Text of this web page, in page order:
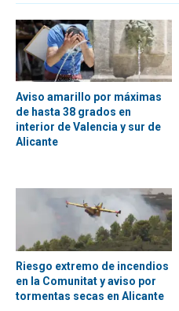
Aviso amarillo por máximas
de hasta 38 grados en
interior de Valencia y sur de
Alicante
Riesgo extremo de incendios
en la Comunitat y aviso por
tormentas secas en Alicante